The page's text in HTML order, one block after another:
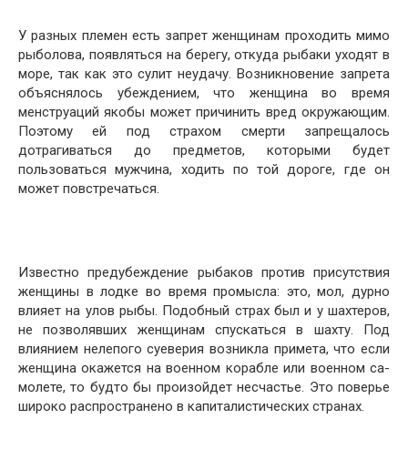
У разных племен есть запрет женщинам проходить мимо
рыболова, появляться на берегу, откуда рыбаки уходят в
море, так как это сулит неудачу. Возникнове­ние запрета
объяснялось убеждением, что женщина во время
менструаций якобы может причинить вред окру­жающим.
Поэтому ей под страхом смерти запрещалось
дотрагиваться до предметов, которыми будет
пользовать­ся мужчина, ходить по той дороге, где он
может повстре­чаться.
Известно предубеждение рыбаков против присутствия
женщины в лодке во время промысла: это, мол, дурно
влияет на улов рыбы. Подобный страх был и у шахте­ров,
не позволявших женщинам спускаться в шахту. Под
влиянием нелепого суеверия возникла примета, что если
женщина окажется на военном корабле или военном са­
молете, то будто бы произойдет несчастье. Это поверье
широко распространено в капиталистических странах.